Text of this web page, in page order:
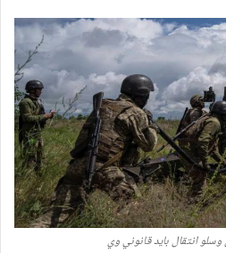
انتقال باید قانوني وي